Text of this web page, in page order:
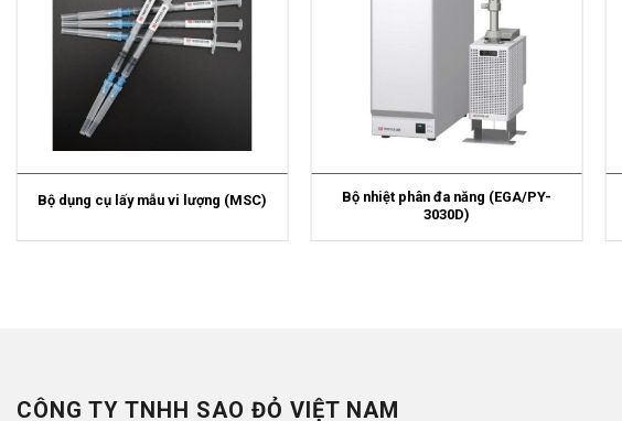
Bộ dụng cụ lấy mẫu vi lượng (MSC)
Bộ nhiệt phân đa năng (EGA/PY-
3030D)
CÔNG TY TNHH SAO ĐỎ VIỆT NAM